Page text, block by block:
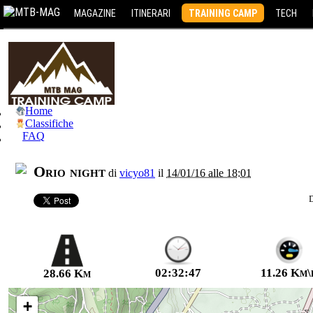
MAGAZINE ITINERARI TRAINING CAMP TECH
Home
Classifiche
FAQ
Orio night di vicyo81 il 14/01/16 alle 18:01
28.66 Km 02:32:47 11.26
+